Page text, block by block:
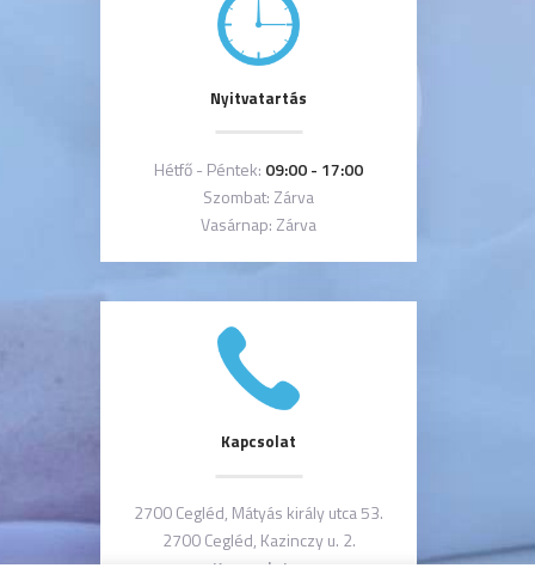
Nyitvatartás
Hétfő - Péntek: 09:00 - 17:00
Szombat: Zárva
Vasárnap: Zárva
Kapcsolat
2700 Cegléd, Mátyás király utca 53.
2700 Cegléd, Kazinczy u. 2.